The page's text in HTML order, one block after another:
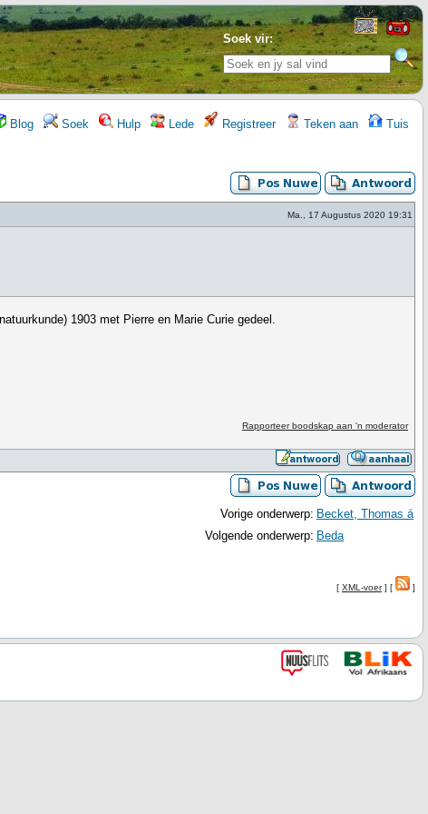
Soek vir:
Blog Soek Hulp Lede Registreer Teken aan Tuis
Ma., 17 Augustus 2020 19:31
1903 met Pierre en Marie Curie gedeel.
Rapporteer boodskap aan 'n moderator
Vorige onderwerp: Becket, Thomas á
Volgende onderwerp: Beda
[ XML-voer] [ ]